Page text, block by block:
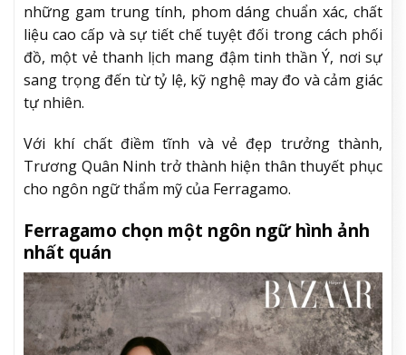
những gam trung tính, phom dáng chuẩn xác, chất
liệu cao cấp và sự tiết chế tuyệt đối trong cách phối
đồ, một vẻ thanh lịch mang đậm tinh thần Ý, nơi sự
sang trọng đến từ tỷ lệ, kỹ nghệ may đo và cảm giác
tự nhiên.
Với khí chất điềm tĩnh và vẻ đẹp trưởng thành,
Trương Quân Ninh trở thành hiện thân thuyết phục
cho ngôn ngữ thẩm mỹ của Ferragamo.
Ferragamo chọn một ngôn ngữ hình ảnh
nhất quán